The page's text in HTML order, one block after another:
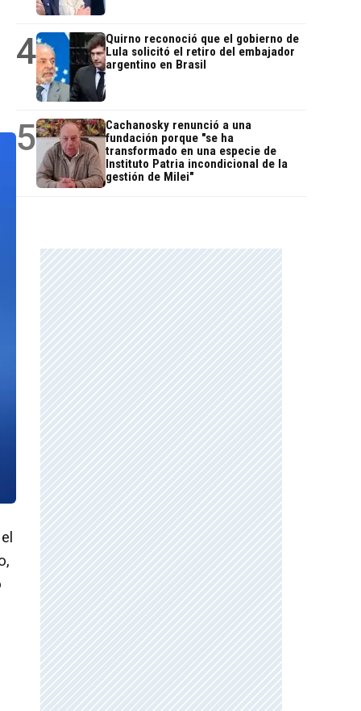
4
Quirno reconoció que el gobierno de
Lula solicitó el retiro del embajador
argentino en Brasil
5
Cachanosky renunció a una
fundación porque "se ha
transformado en una especie de
Instituto Patria incondicional de la
gestión de Milei"